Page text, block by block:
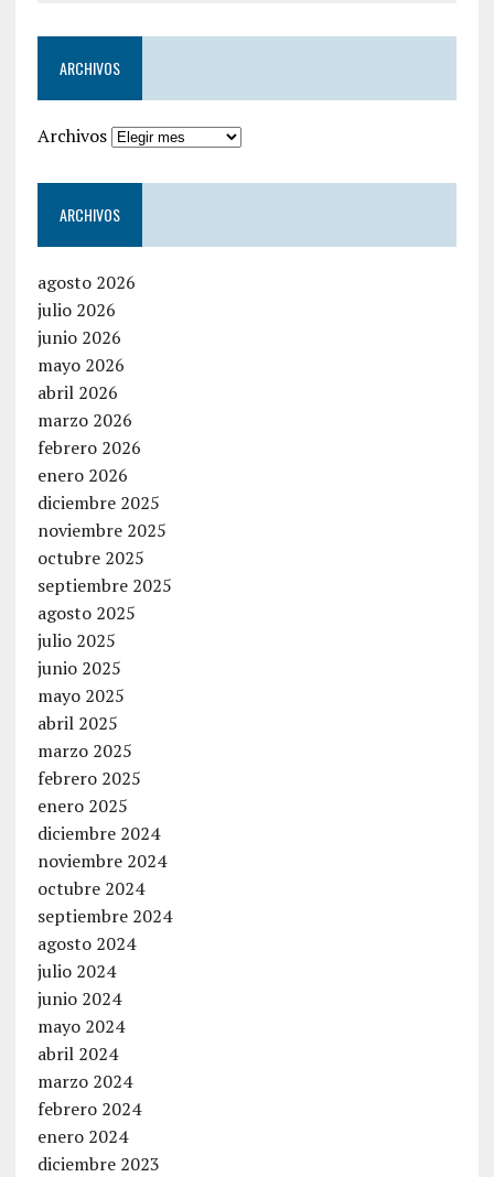
ARCHIVOS
Archivos
ARCHIVOS
agosto 2026
julio 2026
junio 2026
mayo 2026
abril 2026
marzo 2026
febrero 2026
enero 2026
diciembre 2025
noviembre 2025
octubre 2025
septiembre 2025
agosto 2025
julio 2025
junio 2025
mayo 2025
abril 2025
marzo 2025
febrero 2025
enero 2025
diciembre 2024
noviembre 2024
octubre 2024
septiembre 2024
agosto 2024
julio 2024
junio 2024
mayo 2024
abril 2024
marzo 2024
febrero 2024
enero 2024
diciembre 2023